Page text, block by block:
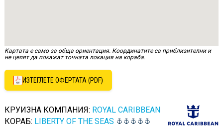
Картата е само за обща ориентация. Координатите са приблизителни и
не целят да покажат точната локация на кораба.
ИЗТЕГЛЕТЕ ОФЕРТАТА (PDF)
КРУИЗНА КОМПАНИЯ: ROYAL CARIBBEAN
КОРАБ: LIBERTY OF THE SEAS